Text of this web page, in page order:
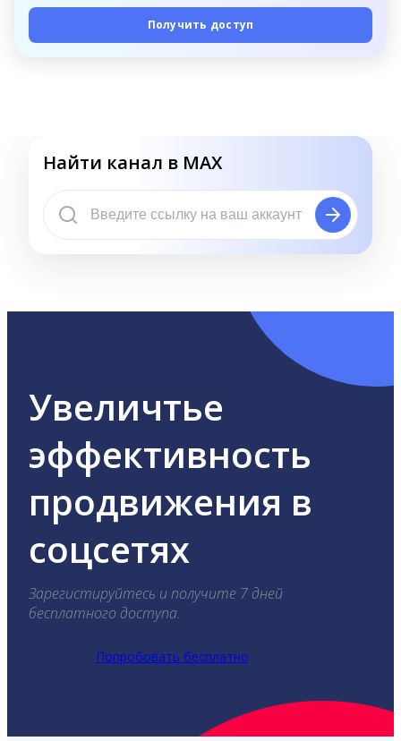
Получить доступ
Найти канал в MAX
Увеличтье
эффективность
продвижения в
соцсетях
Зарегистируйтесь и получите 7 дней
бесплатного доступа.
Попробовать бесплатно